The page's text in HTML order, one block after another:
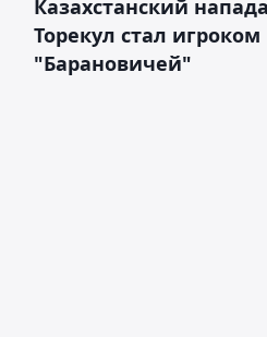
Казахстанский
Торекул стал игроком
"Барановичей"